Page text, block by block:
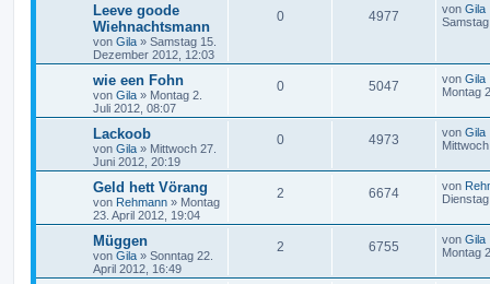
Leeve goode
Wiehnachtsmann
von Gila » Samstag 15.
Dezember 2012, 12:03
0 4977 von Gila
wie een Fohn
von Gila » Montag 2.
Juli 2012, 08:07
0 5047 von Gila
Montag
Lackoob
von Gila » Mittwoch 27.
Juni 2012, 20:19
0 4973 von Gila
Geld hett Vörang
von Rehmann » Montag
23. April 2012, 19:04
2 6674 von
Müggen
von Gila » Sonntag 22.
April 2012, 16:49
2 6755 von Gila
Montag